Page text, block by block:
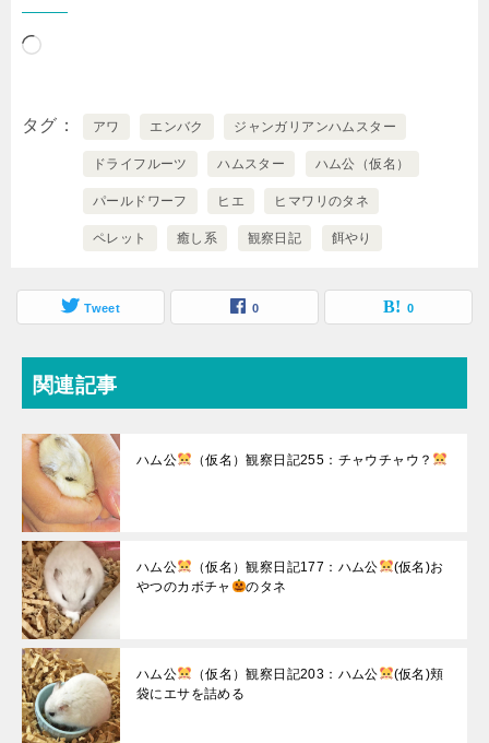
読
タグ アワ エンバク ジャンガリアンハムスター
ドライフルーツ ハムスター ハム公（仮名）
パールドワーフ ヒエ ヒマワリのタネ
ペレット 癒し系 観察日記 餌やり
Tweet 0 0
関連記事
ハム公 （仮名）観察日記255：チャウチャウ？
ハム公 （仮名）観察日記177：ハム公
(仮名)お
やつのカボチャ
のタネ
ハム公 （仮名）観察日記203：ハム公
(仮名)頬
袋にエサを詰める